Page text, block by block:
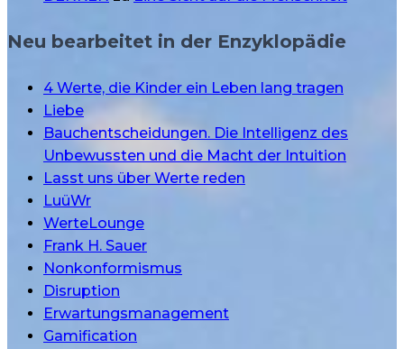
Neu bearbeitet in der Enzyklopädie
4 Werte, die Kinder ein Leben lang tragen
Liebe
Bauchentscheidungen. Die Intelligenz des
Unbewussten und die Macht der Intuition
Lasst uns über Werte reden
LuüWr
WerteLounge
Frank H. Sauer
Nonkonformismus
Disruption
Erwartungsmanagement
Gamification